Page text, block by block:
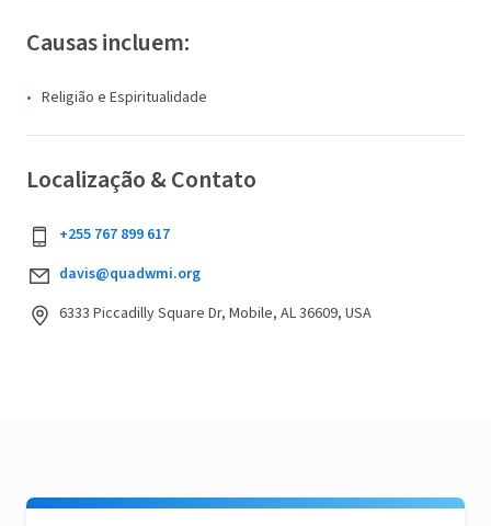
Causas incluem:
Religião e Espiritualidade
Localização & Contato
+255 767 899 617
davis@quadwmi.org
6333 Piccadilly Square Dr, Mobile, AL 36609, USA